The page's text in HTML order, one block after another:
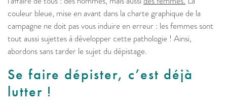
couleur bleue, mise en avant dans la charte graphique de la
campagne ne doit pas vous induire en erreur : les femmes sont
tout aussi sujettes à développer cette pathologie ! Ainsi,
abordons sans tarder le sujet du dépistage.
Se faire dépister, c’est déjà
lutter !